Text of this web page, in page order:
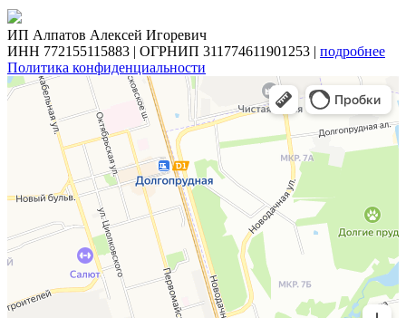
ИП Алпатов Алексей Игоревич
ИНН 772155115883 | ОГРНИП 311774611901253 | подробнее
Политика конфиденциальности